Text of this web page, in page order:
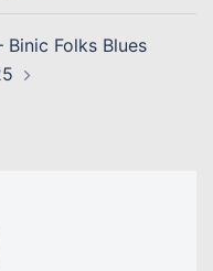
Binic Folks Blues